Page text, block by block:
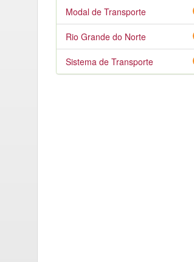
Modal de Transporte
Rio Grande do Norte
Sistema de Transporte